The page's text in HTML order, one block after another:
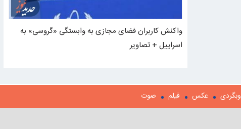
واکنش کاربران فضای مجازی به وابستگی «گروسی» به
اسراییل + تصاویر
وبگردی عکس فیلم صوت